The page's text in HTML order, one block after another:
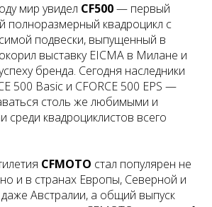
мир увидел CF500— первый
полноразмерный квадроцикл с
подвески, выпущенный в
выставку EICMA в Милане и
бренда. Сегодня наследники
500 Basic и CFORCE 500 EPS —
столь же любимыми и
среди квадроциклистов всего
CFMOTO стал популярен не
и в странах Европы, Северной и
Австралии, а общий выпуск